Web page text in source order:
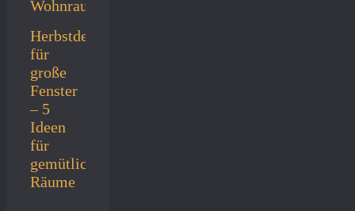
Herbstdeko
für
große
Fenster
– 5
Ideen
für
gemütliche
Räume